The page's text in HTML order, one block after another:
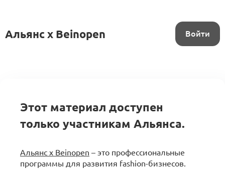
Альянс x Beinopen Войти
Этот материал доступен
только участникам Альянса.
Альянс x Beinopen – это профессиональные
программы для развития fashion-бизнесов.